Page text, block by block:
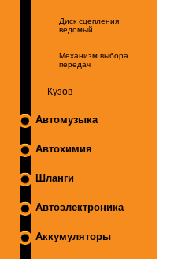
Диск сцепления
ведомый
Механизм выбора
передач
Кузов
Автомузыка
Автохимия
Шланги
Автоэлектроника
Аккумуляторы